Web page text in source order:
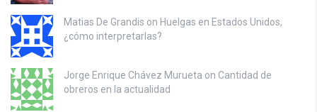
Matias De Grandis on Huelgas en Estados Unidos,
¿cómo interpretarlas?
Jorge Enrique Chávez Murueta on Cantidad de
obreros en la actualidad